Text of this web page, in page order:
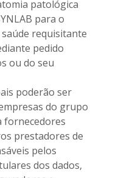
patológica
para o
requisitante
pedido
ou do seu
poderão ser
do grupo
fornecedores
prestadores de
pelos
dos dados,